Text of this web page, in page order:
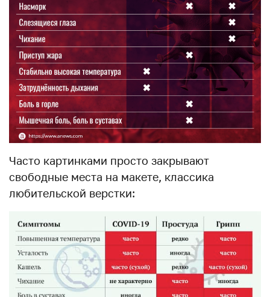
Часто картинками просто закрывают
свободные места на макете, классика
любительской верстки: